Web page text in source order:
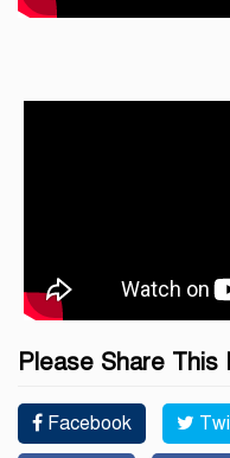
Please Share This
Facebook